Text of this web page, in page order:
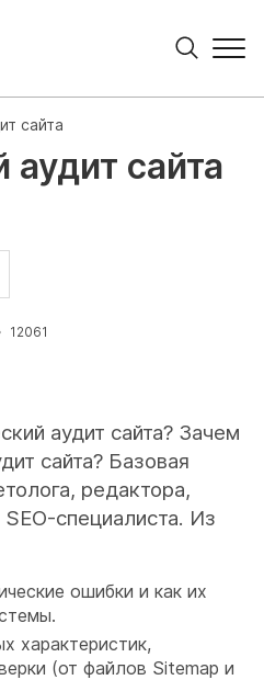
сайта
аудит сайта
12061
аудит сайта? Зачем
сайта? Базовая
редактора,
специалиста. Из
ошибки и как их
характеристик,
(от файлов Sitemap и